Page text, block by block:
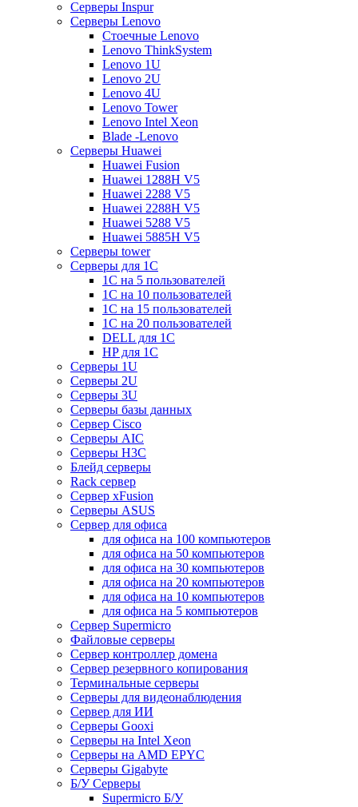
Серверы Inspur
Серверы Lenovo
Стоечные Lenovo
Lenovo ThinkSystem
Lenovo 1U
Lenovo 2U
Lenovo 4U
Lenovo Tower
Lenovo Intel Xeon
Blade -Lenovo
Серверы Huawei
Huawei Fusion
Huawei 1288H V5
Huawei 2288 V5
Huawei 2288H V5
Huawei 5288 V5
Huawei 5885H V5
Серверы tower
Серверы для 1C
1С на 5 пользователей
1С на 10 пользователей
1С на 15 пользователей
1С на 20 пользователей
DELL для 1С
HP для 1С
Серверы 1U
Серверы 2U
Серверы 3U
Серверы базы данных
Сервер Cisco
Серверы AIC
Серверы H3C
Блейд серверы
Rack сервер
Сервер xFusion
Серверы ASUS
Сервер для офиса
для офиса на 100 компьютеров
для офиса на 50 компьютеров
для офиса на 30 компьютеров
для офиса на 20 компьютеров
для офиса на 10 компьютеров
для офиса на 5 компьютеров
Сервер Supermicro
Файловые серверы
Сервер контроллер домена
Сервер резервного копирования
Терминальные серверы
Серверы для видеонаблюдения
Сервер для ИИ
Серверы Gooxi
Серверы на Intel Xeon
Серверы на AMD EPYC
Серверы Gigabyte
Б/У Серверы
Supermicro Б/У